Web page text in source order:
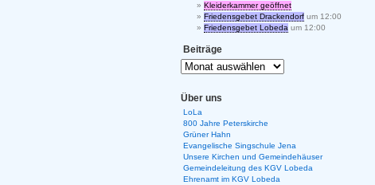
Kleiderkammer geöffnet
Friedensgebet Drackendorf um 12:00
Friedensgebet Lobeda um 12:00
Beiträge
Über uns
LoLa
800 Jahre Peterskirche
Grüner Hahn
Evangelische Singschule Jena
Unsere Kirchen und Gemeindehäuser
Gemeindeleitung des KGV Lobeda
Ehrenamt im KGV Lobeda